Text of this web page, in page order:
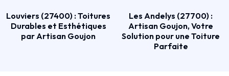
Louviers (27400) : Toitures
Durables et Esthétiques
par Artisan Goujon
Les Andelys (27700) :
Artisan Goujon, Votre
Solution pour une Toiture
Parfaite